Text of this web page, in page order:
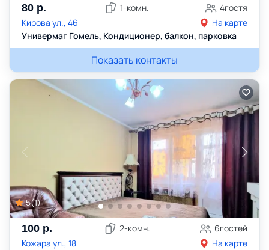
80 р. 1-комн. 4гостя
Кирова ул., 46
На карте
Универмаг Гомель, Кондиционер, балкон, парковка
Показать контакты
5(1)
100 р. 2-комн. 6гостей
Кожара ул., 18
На карте